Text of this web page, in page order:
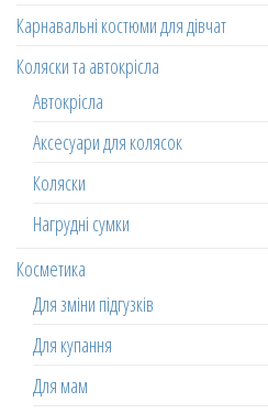
Карнавальні костюми для дівчат
Коляски та автокрісла
Автокрісла
Аксесуари для колясок
Коляски
Нагрудні сумки
Косметика
Для зміни підгузків
Для купання
Для мам